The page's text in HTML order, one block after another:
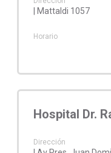
| Mattaldi 1057
Horario
Hospital Dr.
Dirección